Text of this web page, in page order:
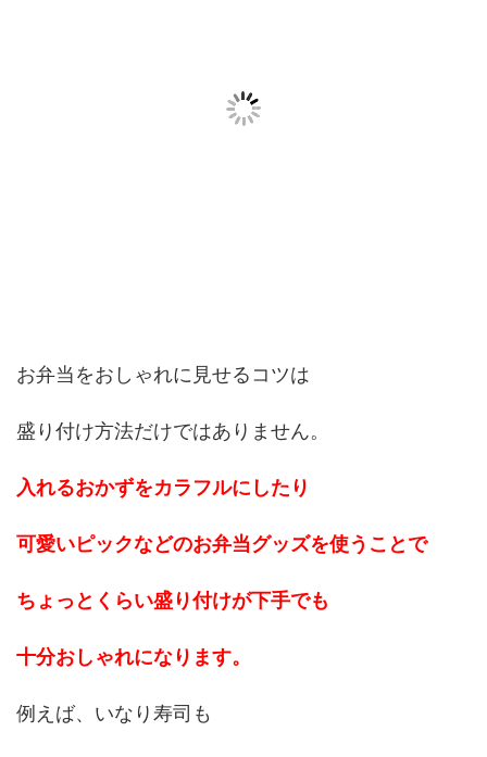
お弁当をおしゃれに見せるコツは
盛り付け方法だけではありません。
入れるおかずをカラフルにしたり
可愛いピックなどのお弁当グッズを使うことで
ちょっとくらい盛り付けが下手でも
十分おしゃれになります。
例えば、いなり寿司も